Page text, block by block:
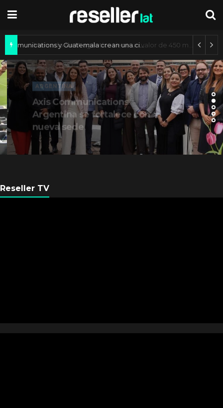
Axis Communications y Guatemala crean una ciudad inteligente
ARGENTINA
Axis Communications
Argentina se fortalece con
nueva sede
Reseller TV